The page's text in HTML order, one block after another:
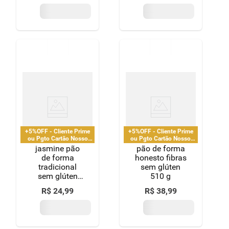
+5%OFF - Cliente Prime
ou Pgto Cartão Nosso
Pay
jasmine pão
de forma
tradicional
sem glúten
350g
R$ 24,99
+5%OFF - Cliente Prime
ou Pgto Cartão Nosso
Pay
pão de forma
honesto fibras
sem glúten
510 g
R$ 38,99